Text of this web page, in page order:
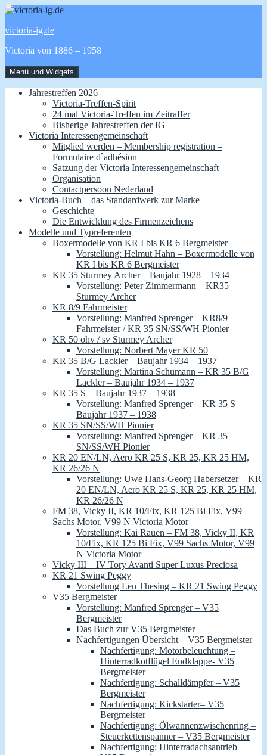
Zum
springen
victoria-ig.de
Victoria von 1886 – 1958
Menü und Widgets
Jahrestreffen 2026
Victoria-Treffen-Spirit
24 mal Victoria-Treffen im Zeitraffer
Bisherige Jahrestreffen der IG
Victoria Interessengemeinschaft
Mitglied werden – Membership registration –
Formulaire d`adhésion
Satzung der Victoria Interessengemeinschaft
Organisation
Contactpersoon Nederland
Victoria-Buch – das Standardwerk zur Marke
Geschichte
Die Entwicklung des Firmenzeichens
Modelle und Typreferenten
Boxermodelle von KR I bis KR 6 Bergmeister
Vorstellung: Helmut Hahn – Boxermodelle von
KR I bis KR 6 Bergmeister
KR 35 Sturmey Archer – Baujahr 1928 – 1934
Vorstellung: Peter Zimmermann – KR35
Sturmey Archer
KR 8/9 Fahrmeister
Vorstellung: Manfred Sprenger – KR8/9
Fahrmeister / KR 35 SN/SS/WH Pionier
KR 50 ohv / sv Sturmey Archer
Vorstellung: Norbert Mayer KR 50
KR 35 B/G Lackler – Baujahr 1934 – 1937
Vorstellung: Martina Schumann – KR 35 B/G
Lackler – Baujahr 1934 – 1937
KR 35 S – Baujahr 1937 – 1938
Vorstellung: Manfred Sprenger – KR 35 S –
Baujahr 1937 – 1938
KR 35 SN/SS/WH Pionier
Vorstellung: Manfred Sprenger – KR 35
SN/SS/WH Pionier
KR 20 EN/LN, Aero KR 25 S, KR 25, KR 25 HM,
KR 26/26 N
Vorstellung: Uwe Hans-Georg Habersetzer – KR
20 EN/LN, Aero KR 25 S, KR 25, KR 25 HM,
KR 26/26 N
FM 38, Vicky II, KR 10/Fix, KR 125 Bi Fix, V99
Sachs Motor, V99 N Victoria Motor
Vorstellung: Kai Rauen – FM 38, Vicky II, KR
10/Fix, KR 125 Bi Fix, V99 Sachs Motor, V99
N Victoria Motor
Vicky III – IV Tory Avanti Super Luxus Preciosa
KR 21 Swing Peggy
Vorstellung Len Thesing – KR 21 Swing Peggy
V35 Bergmeister
Vorstellung: Manfred Sprenger – V35
Bergmeister
Das Buch zur V35 Bergmeister
Nachfertigungen Übersicht – V35 Bergmeister
Nachfertigung: Motorbeleuchtung –
Hinterradkotflügel Endklappe- V35
Bergmeister
Nachfertigung: Schalldämpfer – V35
Bergmeister
Nachfertigung: Kickstarter– V35
Bergmeister
Nachfertigung: Ölwannenzwischenring –
Steuerkettenspanner – V35 Bergmeister
Nachfertigung: Hinterradachsantrieb –